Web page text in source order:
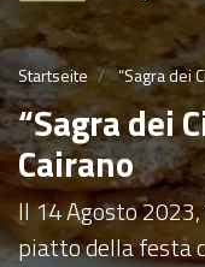
Startseite “Sagra dei
“Sagra dei
Cairano
Il 14 Agosto
piatto della festa